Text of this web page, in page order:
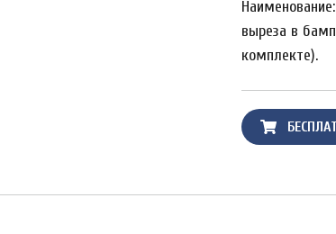
выреза в
комплекте).